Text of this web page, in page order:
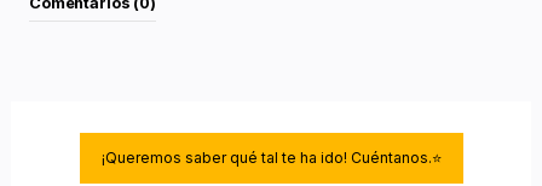
¡Queremos saber qué tal te ha ido! Cuéntanos.⭐